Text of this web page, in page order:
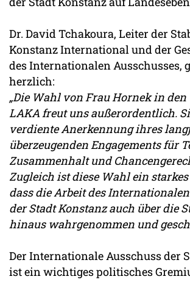
Dr. David Tchakoura, Leiter der
Konstanz International und der
des Internationalen Ausschusses,
herzlich:
„Die Wahl von Frau Hornek in den
LAKA freut uns außerordentlich.
verdiente Anerkennung ihres
überzeugenden Engagements für
Zusammenhalt und
Zugleich ist diese Wahl ein
dass die Arbeit des
der Stadt Konstanz auch über die
hinaus wahrgenommen und
Der Internationale Ausschuss der
ist ein wichtiges politisches